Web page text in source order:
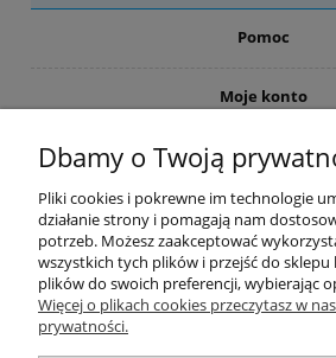
Pomoc
Moje konto
Płatności i
Informacje
O nas
Dbamy o Twoją
Pliki cookies i pokrewne im technologie
działanie strony i pomagają nam
potrzeb. Możesz zaakceptować
wszystkich tych plików i przejść do
plików do swoich preferencji, wybierając
Więcej o plikach cookies przeczytasz w
prywatności.